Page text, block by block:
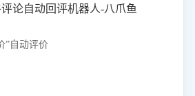
论自动回评机器人-八爪鱼
”自动评价